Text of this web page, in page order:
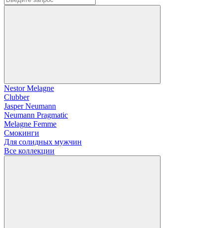
Nestor Melagne
Clubber
Jasper Neumann
Neumann Pragmatic
Melagne Femme
Смокинги
Для солидных мужчин
Все коллекции